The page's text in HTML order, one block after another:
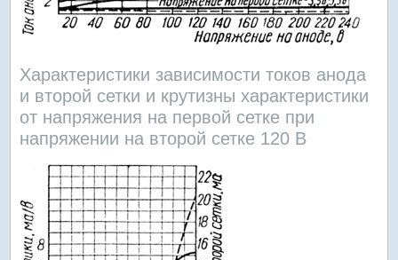
Характеристики зависимости токов анода
и второй сетки и крутизны характеристики
от напряжения на первой сетке при
напряжении на второй сетке 120 В